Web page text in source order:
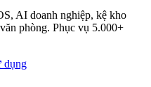
AI doanh nghiệp, kệ kho
phòng. Phục vụ 5.000+
dụng